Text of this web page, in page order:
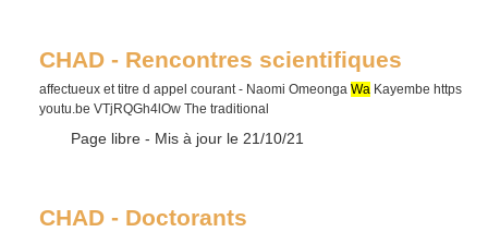
CHAD - Rencontres scientifiques
affectueux et titre d appel courant - Naomi Omeonga Wa Kayembe https
youtu.be VTjRQGh4lOw The traditional
Type :
Page libre - Mis à jour le 21/10/21
CHAD - Doctorants